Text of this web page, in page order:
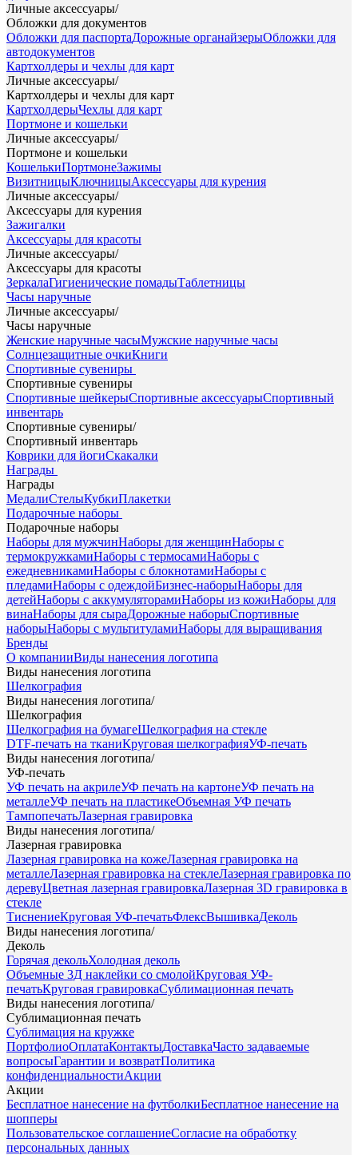
Личные аксессуары/
Обложки для документов
Обложки для паспортаДорожные органайзерыОбложки для
автодокументов
Картхолдеры и чехлы для карт
Личные аксессуары/
Картхолдеры и чехлы для карт
КартхолдерыЧехлы для карт
Портмоне и кошельки
Личные аксессуары/
Портмоне и кошельки
КошелькиПортмонеЗажимы
ВизитницыКлючницыАксессуары для курения
Личные аксессуары/
Аксессуары для курения
Зажигалки
Аксессуары для красоты
Личные аксессуары/
Аксессуары для красоты
ЗеркалаГигиенические помадыТаблетницы
Часы наручные
Личные аксессуары/
Часы наручные
Женские наручные часыМужские наручные часы
Солнцезащитные очкиКниги
Спортивные сувениры
Спортивные сувениры
Спортивные шейкерыСпортивные аксессуарыСпортивный
инвентарь
Спортивные сувениры/
Спортивный инвентарь
Коврики для йогиСкакалки
Награды
Награды
МедалиСтелыКубкиПлакетки
Подарочные наборы
Подарочные наборы
Наборы для мужчинНаборы для женщинНаборы с
термокружкамиНаборы с термосамиНаборы с
ежедневникамиНаборы с блокнотамиНаборы с
пледамиНаборы с одеждойБизнес-наборыНаборы для
детейНаборы с аккумуляторамиНаборы из кожиНаборы для
винаНаборы для сыраДорожные наборыСпортивные
наборыНаборы с мультитуламиНаборы для выращивания
Бренды
О компанииВиды нанесения логотипа
Виды нанесения логотипа
Шелкография
Виды нанесения логотипа/
Шелкография
Шелкография на бумагеШелкография на стекле
DTF-печать на тканиКруговая шелкографияУФ-печать
Виды нанесения логотипа/
УФ-печать
УФ печать на акрилеУФ печать на картонеУФ печать на
металлеУФ печать на пластикеОбъемная УФ печать
ТампопечатьЛазерная гравировка
Виды нанесения логотипа/
Лазерная гравировка
Лазерная гравировка на кожеЛазерная гравировка на
металлеЛазерная гравировка на стеклеЛазерная гравировка по
деревуЦветная лазерная гравировкаЛазерная 3D гравировка в
стекле
ТиснениеКруговая УФ-печатьФлексВышивкаДеколь
Виды нанесения логотипа/
Деколь
Горячая декольХолодная деколь
Объемные 3Д наклейки со смолойКруговая УФ-
печатьКруговая гравировкаСублимационная печать
Виды нанесения логотипа/
Сублимационная печать
Сублимация на кружке
ПортфолиоОплатаКонтактыДоставкаЧасто задаваемые
вопросыГарантии и возвратПолитика
конфиденциальностиАкции
Акции
Бесплатное нанесение на футболкиБесплатное нанесение на
шопперы
Пользовательское соглашениеСогласие на обработку
персональных данных